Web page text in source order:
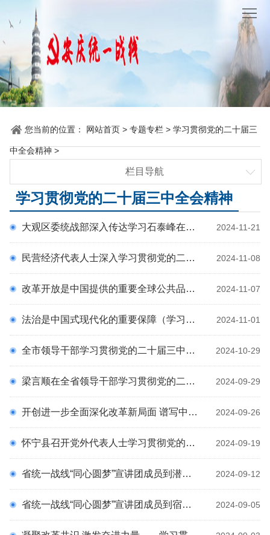
站
首
页
要
闻
聚
统
战
各
您当前的位置： 网站首页 > 专题专栏 > 学习贯彻党的二十届三
中全会精神 >
栏目导航
学习贯彻习近平总书记考察安徽重要讲话精神
铸牢中华民族共同体意识视频展播
学习贯彻党的二十届三中全会精神
不忘初心、牢记使命
铸牢中华民族共同体意识 民族团结知识
铸牢中华民族共同体意识 民族团结知识 摆件
学习新语
《习近平总书记关于做好新时代党的统一战线工作的重要思想学习
读本》
寻美安庆
学习贯彻党的二十届三中全会精神
2024-11-21
大观区委统战部深入传达学习石泰峰在安徽调研时的讲话精神
2024-11-08
民营经济代表人士深入学习贯彻党的二十届三中全会精神座谈会在京召开 石泰峰出席并讲话
2024-11-07
改革开放是中国提供的重要全球公共品（学习贯彻党的二十届三中全会精神）
2024-11-01
法治是中国式现代化的重要保障（学习贯彻党的二十届三中全会精神）
2024-10-29
全市领导干部学习贯彻党的二十届三中全会精神专题研讨班开班 勇当改革行动派实干家 奋力推进中国式现代化美好安庆建设稳步向前 张祥安作开班动员讲话 张君毅主持
2024-09-29
梁言顺在全省领导干部学习贯彻党的二十届三中全会精神专题研讨班开班式上强调 谋深抓实进一步全面深化改革的重大举措 奋力谱写中国式现代化美好安徽建设新篇章 王清宪主持 唐良智虞爱华出席
2024-09-26
开创进一步全面深化改革新局面 谱写中国式现代化美好安庆建设新篇章 市委十二届七次全会召开 审议通过《中共安庆市委关于贯彻落实党的二十届三中全会精神进一步全面深化改革、建设中国式现代化美好安庆的实施意见》《中国共产党安庆市第十二届委员会第七次全体会议决议》 市委常委会主持 张祥安讲话 张君毅周东明章松出席
2024-09-19
怀宁县召开党外代表人士学习贯彻党的二十届三中全会精神暨完善大统战工作格局推进会
2024-09-12
省统一战线“同心圆梦”宣讲团成员到潜山市宣讲党的二十届三中全会精神
2024-09-05
省统一战线“同心圆梦”宣讲团成员到宿松县宣讲党的二十届三中全会精神